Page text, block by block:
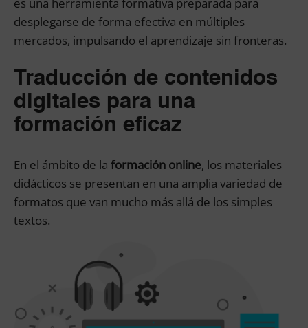
es una herramienta formativa preparada para
desplegarse de forma efectiva en múltiples
mercados, impulsando el aprendizaje sin fronteras.
Traducción de contenidos
digitales para una
formación eficaz
En el ámbito de la formación online, los materiales
didácticos se presentan en una amplia variedad de
formatos que van mucho más allá de los simples
textos.